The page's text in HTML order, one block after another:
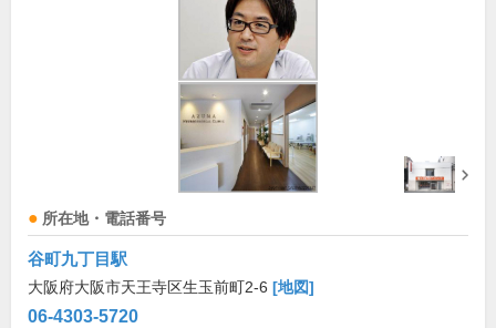
所在地・電話番号
谷町九丁目駅
大阪府大阪市天王寺区生玉前町2-6 [地図]
06-4303-5720